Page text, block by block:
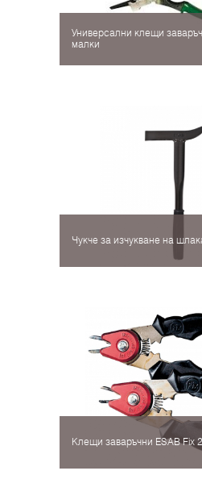
Универсални клещи
малки
Чукче за изчукване на
Клещи заваръчни ESAB Fix 2